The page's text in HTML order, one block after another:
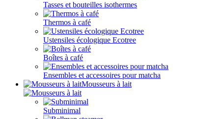
Tasses et bouteilles isothermes
Thermos à café
Ustensiles écologique Ecotree
Boîtes à café
Ensembles et accessoires pour matcha
Mousseurs à lait
Subminimal